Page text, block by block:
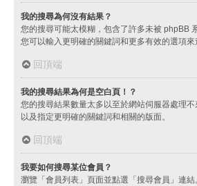
我的搜尋為何沒有結果？
您的搜尋可能太模糊，包含了許多未被 phpBB
您可以輸入更明確的關鍵詞和更多有效的選項來
回頂端
我的搜尋結果為何是空白頁！？
您的搜尋結果數量太多以至於網站伺服器處理不
以及指定更明確的關鍵詞和相關的版面。
回頂端
我要如何搜尋某位會員？
瀏覽「會員列表」頁面並點選「搜尋會員」連結